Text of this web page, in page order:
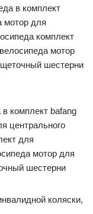
комплект bafang
центрального
для
мотор для
шестерни